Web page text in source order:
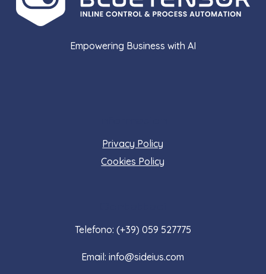
Empowering Business with AI
Privacy Policy
Cookies Policy
Telefono: (+39) 059 527775
Email: info@sideius.com